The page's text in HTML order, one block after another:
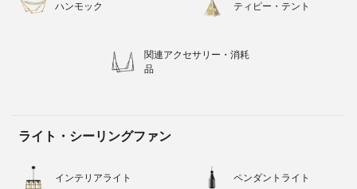
ハンモック ティピー・テント
関連アクセサリー・消耗
品
ライト・シーリングファン
インテリアライト ペンダントライト